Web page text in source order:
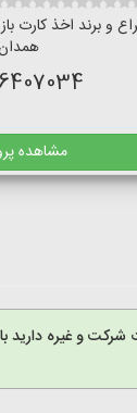
و برند اخذ کارت
مشاهده
و غیره دارید